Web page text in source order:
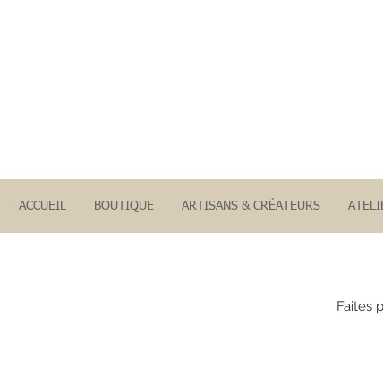
ACCUEIL BOUTIQUE ARTISANS & CRÉATEURS
Faites